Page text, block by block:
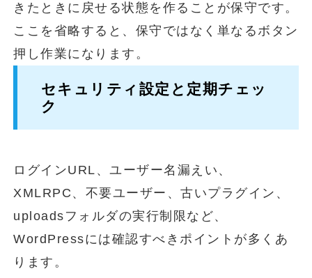
きたときに戻せる状態を作ることが保守です。
ここを省略すると、保守ではなく単なるボタン
押し作業になります。
セキュリティ設定と定期チェッ
ク
ログインURL、ユーザー名漏えい、
XMLRPC、不要ユーザー、古いプラグイン、
uploadsフォルダの実行制限など、
WordPressには確認すべきポイントが多くあ
ります。